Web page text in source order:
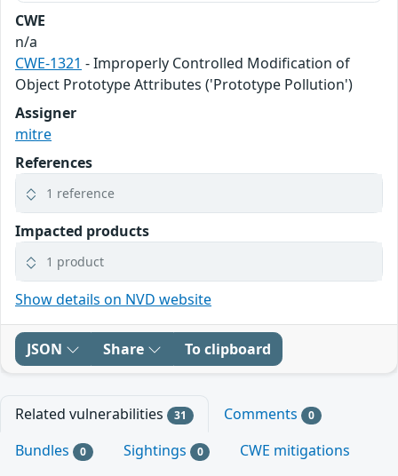
CWE
n/a
CWE-1321 - Improperly Controlled Modification of
Object Prototype Attributes ('Prototype Pollution')
Assigner
mitre
References
1 reference
Impacted products
1 product
Show details on NVD website
JSON Share To clipboard
Related vulnerabilities 31 Comments 0
Bundles 0 Sightings 0
CWE mitigations